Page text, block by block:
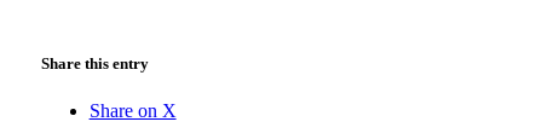
Share this entry
Share on X